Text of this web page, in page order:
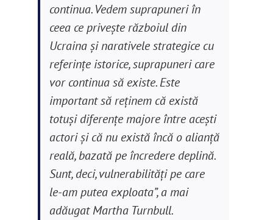
continua. Vedem suprapuneri în
ceea ce priveşte războiul din
Ucraina și narativele strategice cu
referinţe istorice, suprapuneri care
vor continua să existe. Este
important să reţinem că există
totuşi diferenţe majore între aceşti
actori şi că nu există încă o alianţă
reală, bazată pe încredere deplină.
Sunt, deci, vulnerabilităţi pe care
le-am putea exploata”, a mai
adăugat Martha Turnbull.